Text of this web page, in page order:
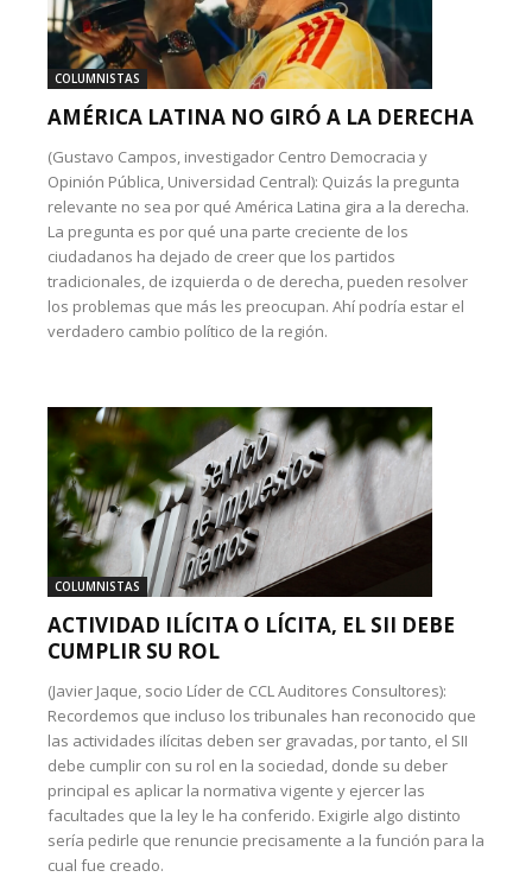
COLUMNISTAS
AMÉRICA LATINA NO GIRÓ A LA DERECHA
(Gustavo Campos, investigador Centro Democracia y
Opinión Pública, Universidad Central): Quizás la pregunta
relevante no sea por qué América Latina gira a la derecha.
La pregunta es por qué una parte creciente de los
ciudadanos ha dejado de creer que los partidos
tradicionales, de izquierda o de derecha, pueden resolver
los problemas que más les preocupan. Ahí podría estar el
verdadero cambio político de la región.
COLUMNISTAS
ACTIVIDAD ILÍCITA O LÍCITA, EL SII DEBE
CUMPLIR SU ROL
(Javier Jaque, socio Líder de CCL Auditores Consultores):
Recordemos que incluso los tribunales han reconocido que
las actividades ilícitas deben ser gravadas, por tanto, el SII
debe cumplir con su rol en la sociedad, donde su deber
principal es aplicar la normativa vigente y ejercer las
facultades que la ley le ha conferido. Exigirle algo distinto
sería pedirle que renuncie precisamente a la función para la
cual fue creado.